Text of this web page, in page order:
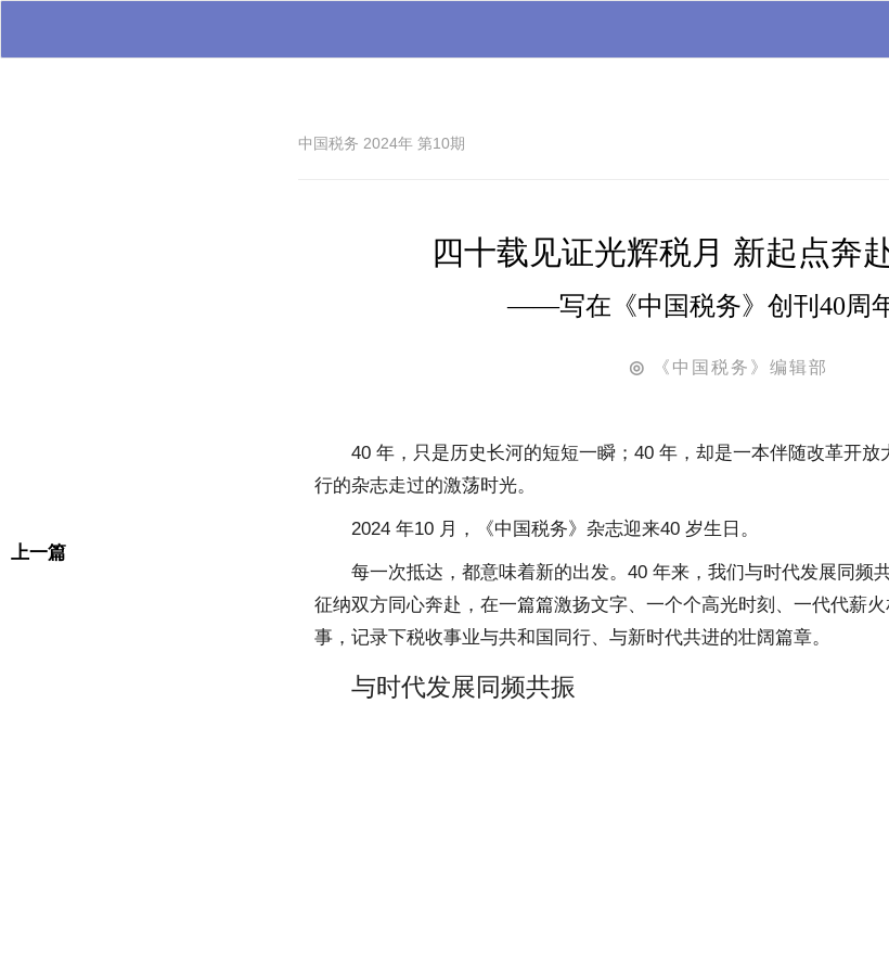
中国税务 2024年 第10期
四十载见证光辉税月 新起点奔
——写在《中国税务》创刊40周
◎ 《中国税务》编辑部
上一篇
40 年，只是历史长河的短短一瞬；40 年，却是一本伴随改革开
行的杂志走过的激荡时光。
2024 年10 月，《中国税务》杂志迎来40 岁生日。
每一次抵达，都意味着新的出发。40 年来，我们与时代发展同频
征纳双方同心奔赴，在一篇篇激扬文字、一个个高光时刻、一代代薪
事，记录下税收事业与共和国同行、与新时代共进的壮阔篇章。
与时代发展同频共振